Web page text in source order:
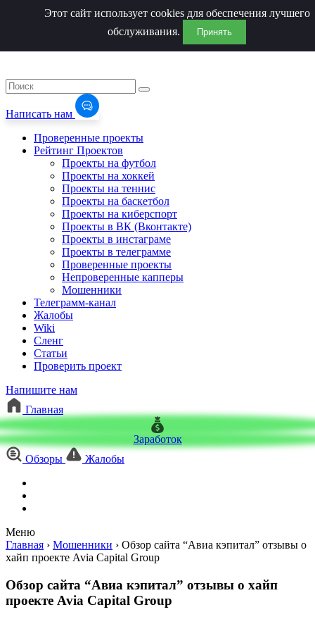
Написать нам
Проверенные проекты
Рейтинг Проектов
Проекты на футбол
Проекты на хоккей
Проекты на теннис
Проекты на баскетбол
Проекты на киберспорт
Проекты в ВК (Вконтакте)
Проекты в инстаграме
Проекты в телеграмме
Проверенные проекты
Непроверенные капперы
Мошенники
Телеграмм-канал
Жалобы
Wiki
Сленг
Статьи
Проверить проект
Напишите нам
Главная
Заработок
Обзоры
Жалобы
Меню
Этот сайт использует cookies для обеспечения лучшего
обслуживания.
Принять
Главная › Мошенники › Обзор сайта “Авиа кэпитал” отзывы о
хайп проекте Avia Capital Group
Обзор сайта “Авиа кэпитал” отзывы о хайп
проекте Avia Capital Group